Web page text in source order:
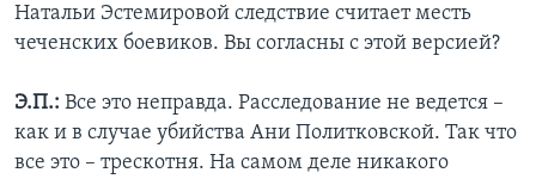
Натальи Эстемировой следствие считает месть
чеченских боевиков. Вы согласны с этой версией?
Э.П.: Все это неправда. Расследование не ведется –
как и в случае убийства Ани Политковской. Так что
все это – трескотня. На самом деле никакого